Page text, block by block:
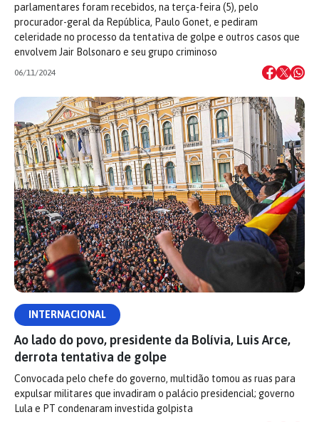
parlamentares foram recebidos, na terça-feira (5), pelo
procurador-geral da República, Paulo Gonet, e pediram
celeridade no processo da tentativa de golpe e outros casos que
envolvem Jair Bolsonaro e seu grupo criminoso
06/11/2024
INTERNACIONAL
Ao lado do povo, presidente da Bolívia, Luis Arce,
derrota tentativa de golpe
Convocada pelo chefe do governo, multidão tomou as ruas para
expulsar militares que invadiram o palácio presidencial; governo
Lula e PT condenaram investida golpista